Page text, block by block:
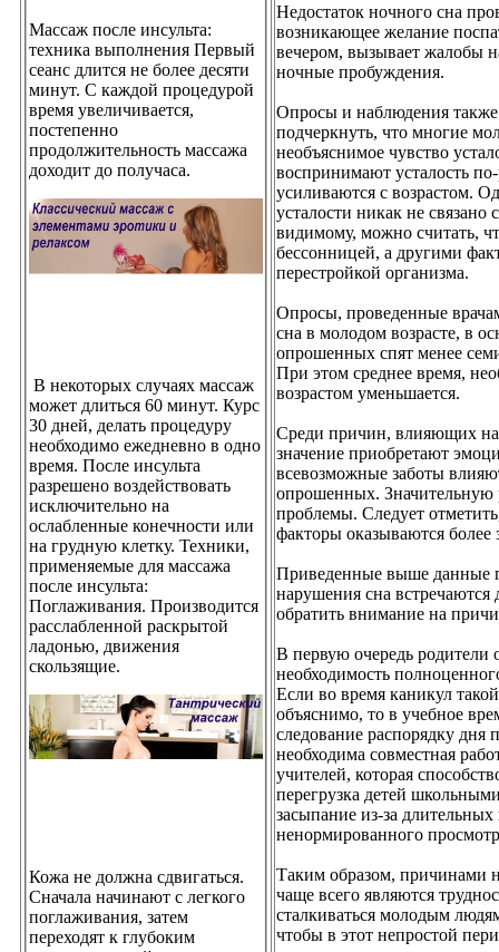
Массаж после инсульта:
техника выполнения Первый
сеанс длится не более десяти
минут. С каждой процедурой
время увеличивается,
постепенно
продолжительность массажа
доходит до получаса.
В некоторых случаях массаж
может длиться 60 минут. Курс
30 дней, делать процедуру
необходимо ежедневно в одно
время. После инсульта
разрешено воздействовать
исключительно на
ослабленные конечности или
на грудную клетку. Техники,
применяемые для массажа
после инсульта:
Поглаживания. Производится
расслабленной раскрытой
ладонью, движения
скользящие.
Кожа не должна сдвигаться.
Сначала начинают с легкого
поглаживания, затем
переходят к глубоким
Недостаток ночного сна
возникающее желание
вечером, вызывает жалобы
ночные пробуждения.
Опросы и наблюдения
подчеркнуть, что многие
необъяснимое чувство
воспринимают усталость
усиливаются с возрастом.
усталости никак не
видимому, можно считать,
бессонницей, а другими
перестройкой организма.
Опросы, проведенные
сна в молодом возрасте, в
опрошенных спят менее
При этом среднее время,
возрастом уменьшается.
Среди причин, влияющих на
значение приобретают
всевозможные заботы
опрошенных. Значительную
проблемы. Следует
факторы оказываются
Приведенные выше данные
нарушения сна
обратить внимание на
В первую очередь родители
необходимость
Если во время каникул
объяснимо, то в учебное
следование распорядку дня
необходима совместная
учителей, которая
перегрузка детей
засыпание из-за
ненормированного
Таким образом, причинами
чаще всего являются
сталкиваться молодым
чтобы в этот непростой